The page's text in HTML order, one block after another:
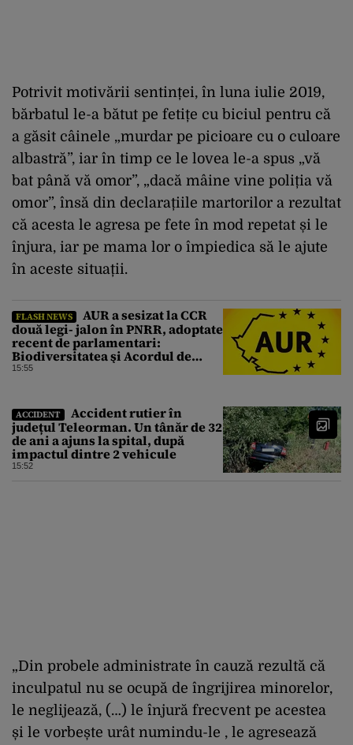
Potrivit motivării sentinței, în luna iulie 2019,
bărbatul le-a bătut pe fetițe cu biciul pentru că
a găsit câinele „murdar pe picioare cu o culoare
albastră”, iar în timp ce le lovea le-a spus „vă
bat până vă omor”, „dacă mâine vine poliția vă
omor”, însă din declarațiile martorilor a rezultat
că acesta le agresa pe fete în mod repetat și le
înjura, iar pe mama lor o împiedica să le ajute
în aceste situații.
FLASH NEWS
AUR a sesizat la CCR
două legi- jalon în PNRR, adoptate
recent de parlamentari:
Biodiversitatea şi Acordul de
împrumut cu BIRD
15:55
ACCIDENT
Accident rutier în
județul Teleorman. Un tânăr de 32
de ani a ajuns la spital, după
impactul dintre 2 vehicule
15:52
„Din probele administrate în cauză rezultă că
inculpatul nu se ocupă de îngrijirea minorelor,
le neglijează, (…) le înjură frecvent pe acestea
și le vorbește urât numindu-le , le agresează